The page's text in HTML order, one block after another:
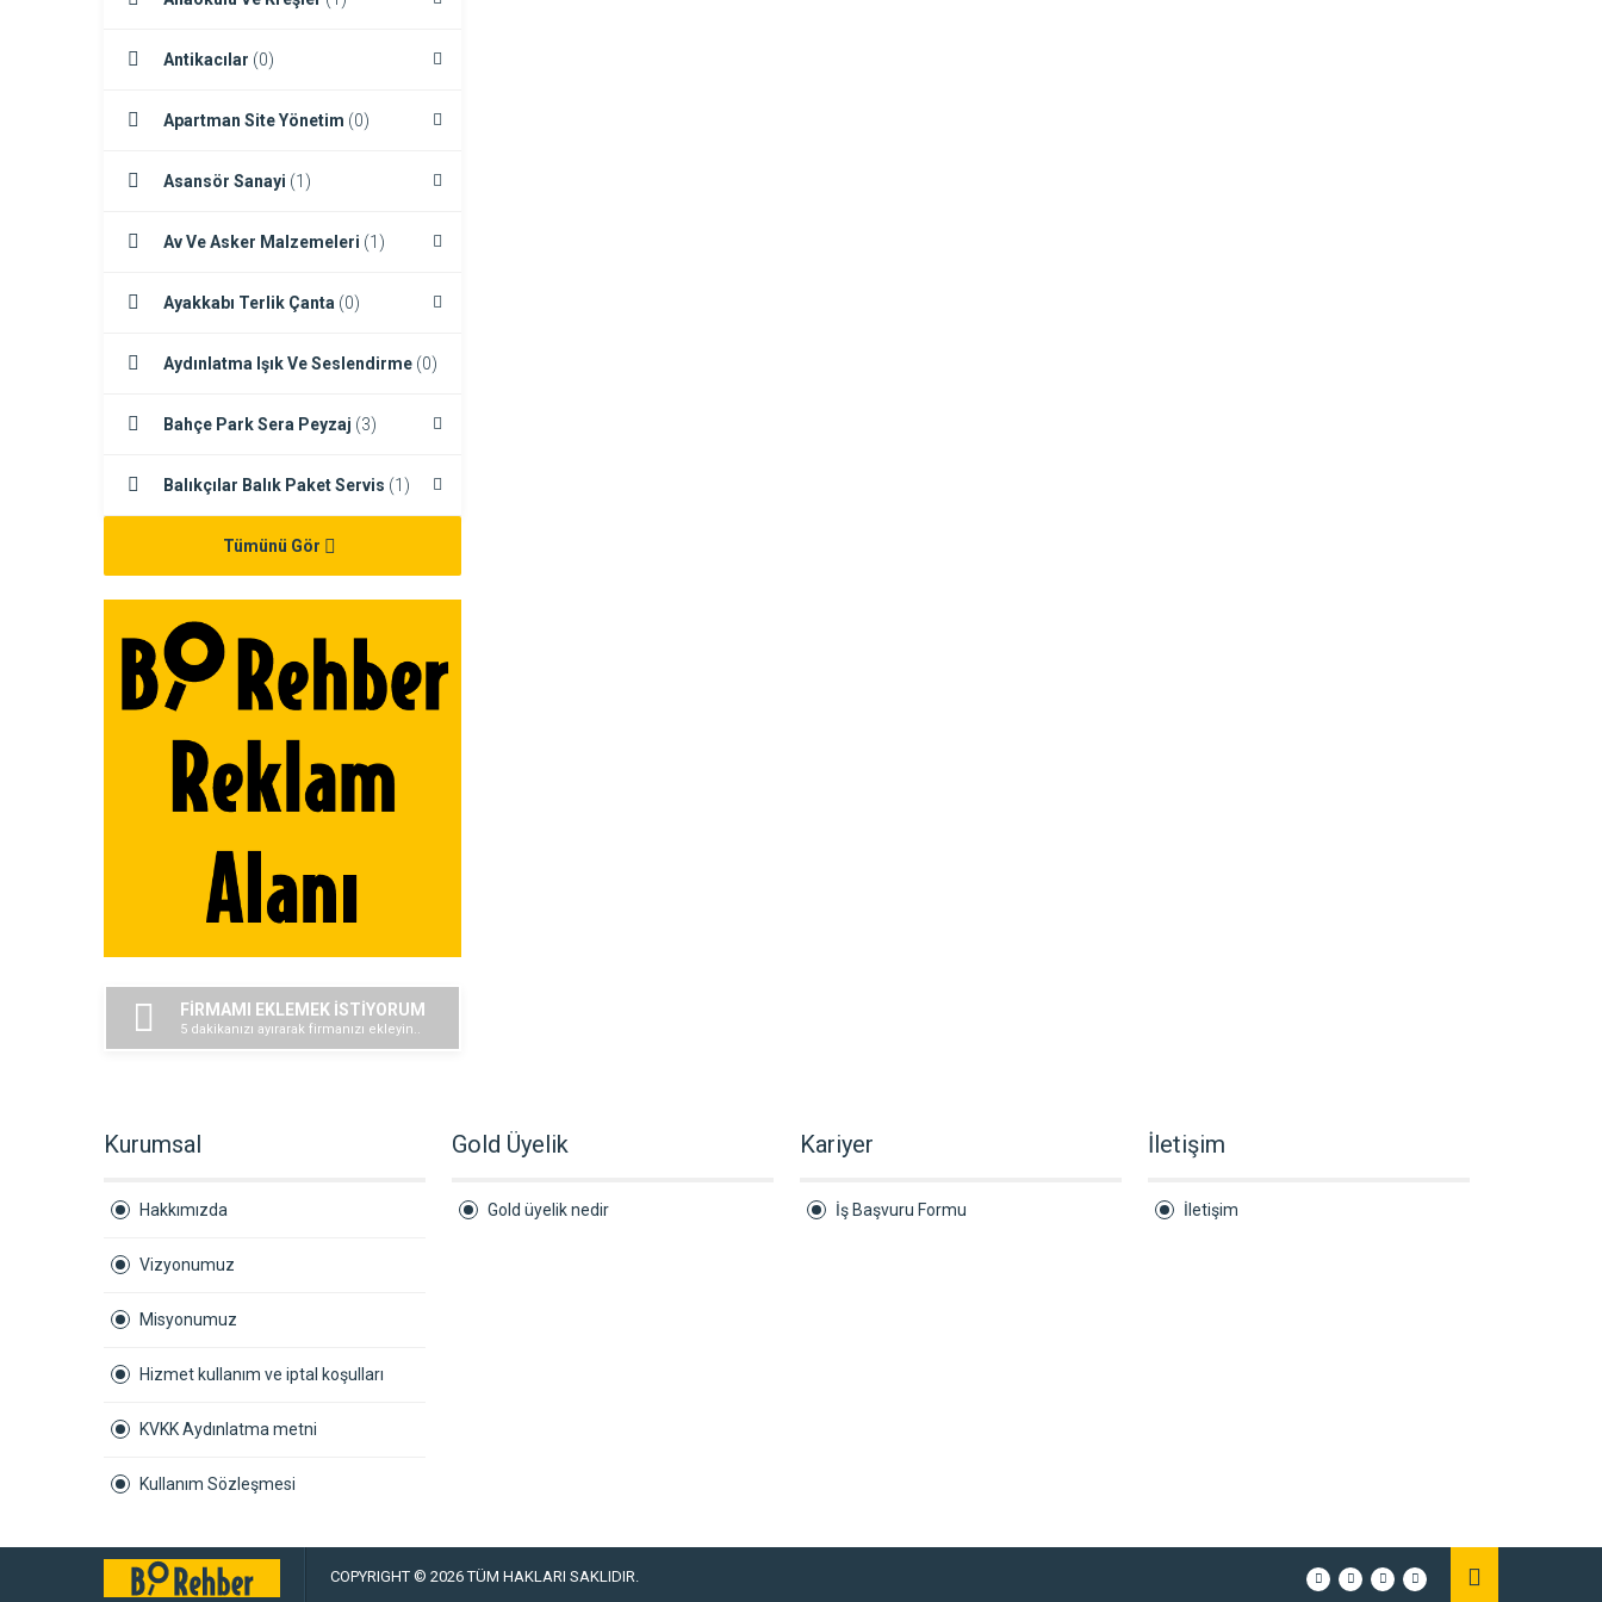
Antikacılar (0)
Apartman Site Yönetim (0)
Asansör Sanayi (1)
Av Ve Asker Malzemeleri (1)
Ayakkabı Terlik Çanta (0)
Aydınlatma Işık Ve Seslendirme (0)
Bahçe Park Sera Peyzaj (3)
Balıkçılar Balık Paket Servis (1)
Tümünü Gör
FİRMAMI EKLEMEK İSTİYORUM
5 dakikanızı ayırarak firmanızı ekleyin..
Kurumsal
Hakkımızda
Vizyonumuz
Misyonumuz
Hizmet kullanım ve iptal koşulları
KVKK Aydınlatma metni
Kullanım Sözleşmesi
Gold Üyelik
Gold üyelik nedir
Kariyer
İş Başvuru Formu
İletişim
İletişim
COPYRIGHT © 2026 TÜM HAKLARI SAKLIDIR.